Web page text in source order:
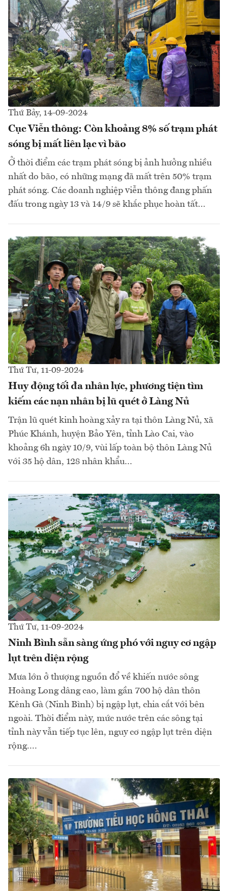
Thứ Bảy, 14-09-2024
Cục Viễn thông: Còn khoảng 8% số trạm phát
sóng bị mất liên lạc vì bão
Ở thời điểm các trạm phát sóng bị ảnh hưởng nhiều
nhất do bão, có những mạng đã mất trên 50% trạm
phát sóng. Các doanh nghiệp viễn thông đang phấn
đấu trong ngày 13 và 14/9 sẽ khắc phục hoàn tất...
Thứ Tư, 11-09-2024
Huy động tối đa nhân lực, phương tiện tìm
kiếm các nạn nhân bị lũ quét ở Làng Nủ
Trận lũ quét kinh hoàng xảy ra tại thôn Làng Nủ, xã
Phúc Khánh, huyện Bảo Yên, tỉnh Lào Cai, vào
khoảng 6h ngày 10/9, vùi lấp toàn bộ thôn Làng Nủ
với 35 hộ dân, 128 nhân khẩu...
Thứ Tư, 11-09-2024
Ninh Bình sẵn sàng ứng phó với nguy cơ ngập
lụt trên diện rộng
Mưa lớn ở thượng nguồn đổ về khiến nước sông
Hoàng Long dâng cao, làm gần 700 hộ dân thôn
Kênh Gà (Ninh Bình) bị ngập lụt, chia cắt với bên
ngoài. Thời điểm này, mức nước trên các sông tại
tỉnh này vẫn tiếp tục lên, nguy cơ ngập lụt trên diện
rộng....